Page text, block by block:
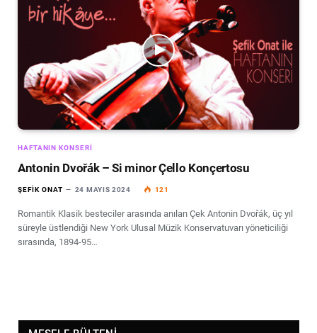
HAFTANIN KONSERI
Antonin Dvořák – Si minor Çello Konçertosu
ŞEFIK ONAT 24 MAYIS 2024 121
Romantik Klasik besteciler arasında anılan Çek Antonin Dvořák, üç yıl
süreyle üstlendiği New York Ulusal Müzik Konservatuvarı yöneticiliği
sırasında, 1894-95…